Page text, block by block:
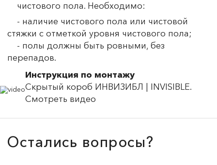
чистового пола. Необходимо:
- наличие чистового пола или чистовой
стяжки с отметкой уровня чистового пола;
- полы должны быть ровными, без
перепадов.
Инструкция по монтажу
Скрытый короб ИНВИЗИБЛ | INVISIBLE.
Смотреть видео
Остались вопросы?